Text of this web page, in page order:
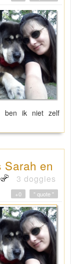
ben ik niet zelf
en
3 doggies
" quote "
+0